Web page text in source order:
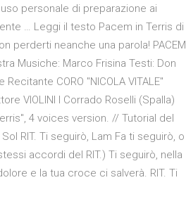
personale di preparazione ai
… Leggi il testo Pacem in Terris di
perderti neanche una parola! PACEM
Musiche: Marco Frisina Testi: Don
CORO "NICOLA VITALE"
VIOLINI I Corrado Roselli (Spalla)
4 voices version. // Tutorial del
RIT. Ti seguirò, Lam Fa ti seguirò, o
accordi del RIT.) Ti seguirò, nella
e la tua croce ci salverà. RIT. Ti